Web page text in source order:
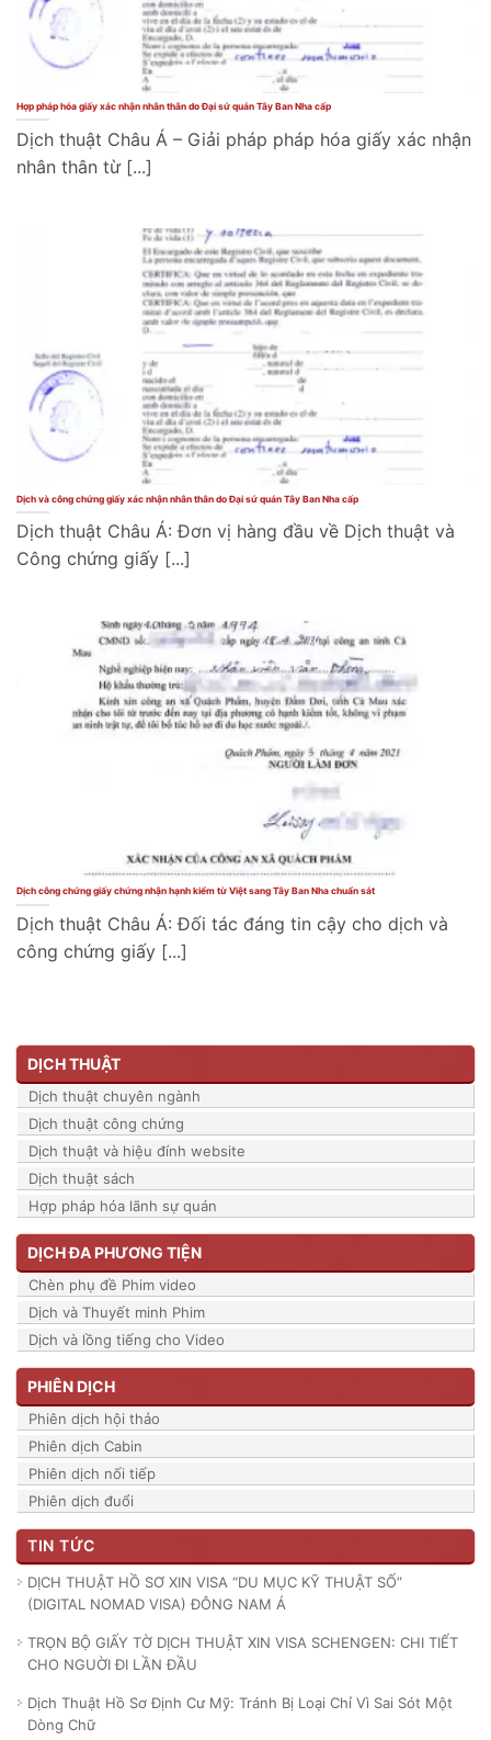
Hợp pháp hóa giấy xác nhận nhân thân do Đại sứ quán Tây Ban Nha cấp
Dịch thuật Châu Á – Giải pháp pháp hóa giấy xác nhận
nhân thân từ [...]
Dịch và công chứng giấy xác nhận nhân thân do Đại sứ quán Tây Ban Nha cấp
Dịch thuật Châu Á: Đơn vị hàng đầu về Dịch thuật và
Công chứng giấy [...]
Dịch công chứng giấy chứng nhận hạnh kiểm từ Việt sang Tây Ban Nha chuẩn sát
Dịch thuật Châu Á: Đối tác đáng tin cậy cho dịch và
công chứng giấy [...]
DỊCH THUẬT
Dịch thuật chuyên ngành
Dịch thuật công chứng
Dịch thuật và hiệu đính website
Dịch thuật sách
Hợp pháp hóa lãnh sự quán
DỊCH ĐA PHƯƠNG TIỆN
Chèn phụ đề Phim video
Dịch và Thuyết minh Phim
Dịch và lồng tiếng cho Video
PHIÊN DỊCH
Phiên dịch hội thảo
Phiên dịch Cabin
Phiên dịch nối tiếp
Phiên dịch đuổi
TIN TỨC
DỊCH THUẬT HỒ SƠ XIN VISA “DU MỤC KỸ THUẬT SỐ”
(DIGITAL NOMAD VISA) ĐÔNG NAM Á
TRỌN BỘ GIẤY TỜ DỊCH THUẬT XIN VISA SCHENGEN: CHI TIẾT
CHO NGUỜI ĐI LẦN ĐẦU
Dịch Thuật Hồ Sơ Định Cư Mỹ: Tránh Bị Loại Chỉ Vì Sai Sót Một
Dòng Chữ